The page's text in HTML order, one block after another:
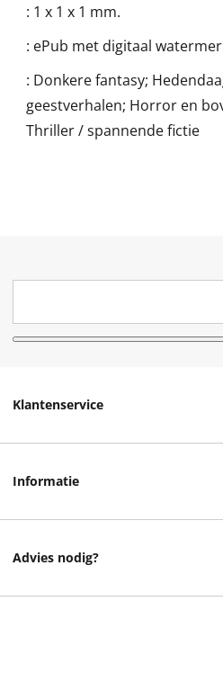
: 1 x 1 x 1 mm.
: ePub met digitaal
: Donkere fantasy;
geestverhalen; Horror en
Thriller / spannende fictie
Klantenservice
Informatie
Advies nodig?